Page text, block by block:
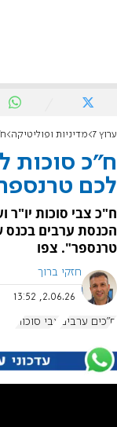
ערוץ 7 מדיניות ופוליטיקה
ח"כ סוכות
לכם
ח"כ צבי סוכות יו"ר
הכנסת ערבים
טרנספר". צפו
חזקי ברוך
2.06.26, 13:52
ח"כים ערבים צבי סוכות